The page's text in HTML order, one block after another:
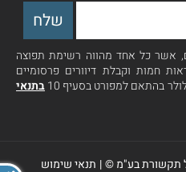
אשר כל אחד מהווה רשימת תפוצה
חמות וקבלת דיוורים פרסומיים
בהתאם למפורט בסעיף 10
בתנאי
תקשורת בע"מ ©| תנאי שימוש